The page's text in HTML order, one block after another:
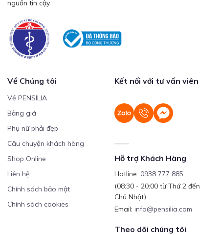
nguồn tin cậy.
Về Chúng tôi
Về PENSILIA
Bảng giá
Phụ nữ phải đẹp
Câu chuyện khách hàng
Shop Online
Liên hệ
Chính sách bảo mật
Chính sách cookies
Kết nối với tư vấn viên
Hỗ trợ Khách Hàng
Hotline: 0938 777 885
(08:30 - 20:00 từ Thứ 2 đến
Chủ Nhật)
Email: info@pensilia.com
Theo dõi chúng tôi